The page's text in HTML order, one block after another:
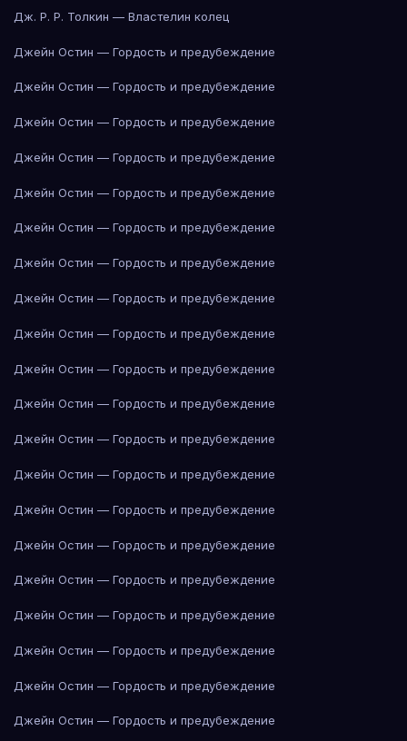
Дж. Р. Р. Толкин — Властелин колец
Джейн Остин — Гордость и предубеждение
Джейн Остин — Гордость и предубеждение
Джейн Остин — Гордость и предубеждение
Джейн Остин — Гордость и предубеждение
Джейн Остин — Гордость и предубеждение
Джейн Остин — Гордость и предубеждение
Джейн Остин — Гордость и предубеждение
Джейн Остин — Гордость и предубеждение
Джейн Остин — Гордость и предубеждение
Джейн Остин — Гордость и предубеждение
Джейн Остин — Гордость и предубеждение
Джейн Остин — Гордость и предубеждение
Джейн Остин — Гордость и предубеждение
Джейн Остин — Гордость и предубеждение
Джейн Остин — Гордость и предубеждение
Джейн Остин — Гордость и предубеждение
Джейн Остин — Гордость и предубеждение
Джейн Остин — Гордость и предубеждение
Джейн Остин — Гордость и предубеждение
Джейн Остин — Гордость и предубеждение